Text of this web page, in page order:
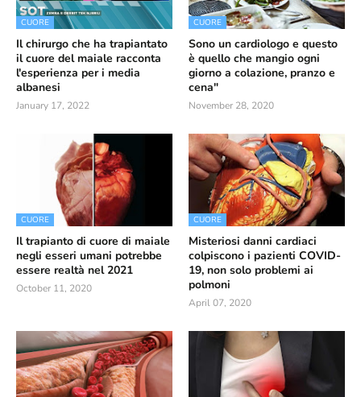
CUORE
Il chirurgo che ha trapiantato
il cuore del maiale racconta
l'esperienza per i media
albanesi
January 17, 2022
CUORE
Sono un cardiologo e questo
è quello che mangio ogni
giorno a colazione, pranzo e
cena"
November 28, 2020
CUORE
Il trapianto di cuore di maiale
negli esseri umani potrebbe
essere realtà nel 2021
October 11, 2020
CUORE
Misteriosi danni cardiaci
colpiscono i pazienti COVID-
19, non solo problemi ai
polmoni
April 07, 2020